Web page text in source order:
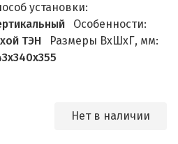
установки:
Особенности:
ТЭН
Размеры ВхШхГ, мм:
Нет в наличии